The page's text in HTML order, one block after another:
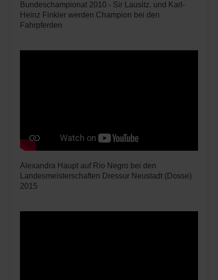
Bundeschampionat 2010 - Sir Lausitz. und Karl-
Heinz Finkler werden Champion bei den
Fahrpferden
Alexandra Haupt auf Rio Negro bei den
Landesmeisterschaften Dressur Neustadt (Dosse)
2015